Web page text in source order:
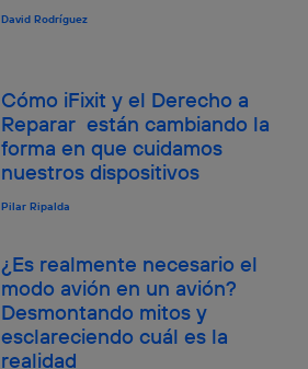
David Rodríguez
Cómo iFixit y el Derecho a
Reparar están cambiando la
forma en que cuidamos
nuestros dispositivos
Pilar Ripalda
¿Es realmente necesario el
modo avión en un avión?
Desmontando mitos y
esclareciendo cuál es la
realidad